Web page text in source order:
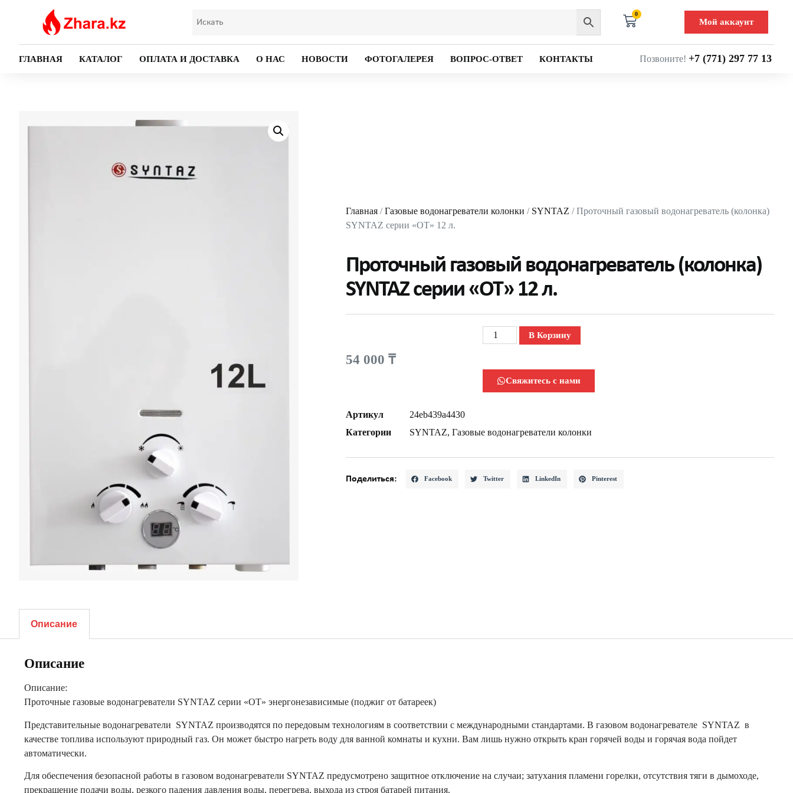
0
Мой аккаунт
ГЛАВНАЯ КАТАЛОГ ОПЛАТА И ДОСТАВКА О НАС НОВОСТИ ФОТОГАЛЕРЕЯ ВОПРОС-ОТВЕТ КОНТАКТЫ Позвоните! +7 (771) 297 77 13
Главная/Газовые водонагреватели колонки / SYNTAZ / Проточный газовый водонагреватель (колонка)
SYNTAZ серии «OT» 12 л.
Проточный газовый водонагреватель (колонка)
SYNTAZ серии «OT» 12 л.
54 000 ₸
В Корзину
Свяжитесь с нами
Артикул
24eb439a4430
Категории
SYNTAZ, Газовые водонагреватели колонки
Поделиться: Facebook Twitter LinkedIn Pinterest
Описание
Описание
Описание:
Проточные газовые водонагреватели SYNTAZ серии «OT» энергонезависимые (поджиг от батареек)
Представительные водонагреватели SYNTAZ производятся по передовым технологиям в соответствии с международными стандартами. В газовом водонагревателе SYNTAZ в
качестве топлива используют природный газ. Он может быстро нагреть воду для ванной комнаты и кухни. Вам лишь нужно открыть кран горячей воды и горячая вода пойдет
автоматически.
Для обеспечения безопасной работы в газовом водонагреватели SYNTAZ предусмотрено защитное отключение на случаи; затухания пламени горелки, отсутствия тяги в дымоходе,
прекращение подачи воды, резкого падения давления воды, перегрева, выхода из строя батарей питания.